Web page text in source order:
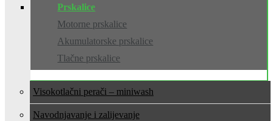
Prskalice
Motorne prskalice
Akumulatorske prskalice
Tlačne prskalice
Visokotlačni perači – miniwash
Navodnjavanje i zalijevanje